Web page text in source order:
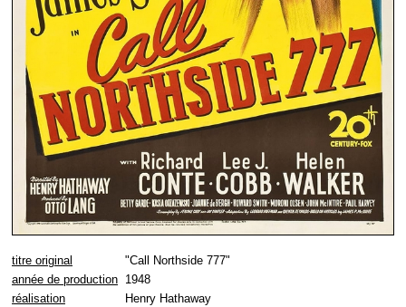
titre original
"Call Northside 777"
année de production 1948
réalisation
Henry Hathaway